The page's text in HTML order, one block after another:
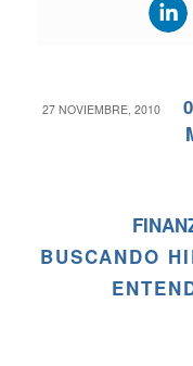
27 NOVIEMBRE, 2010
/
BUSCANDO